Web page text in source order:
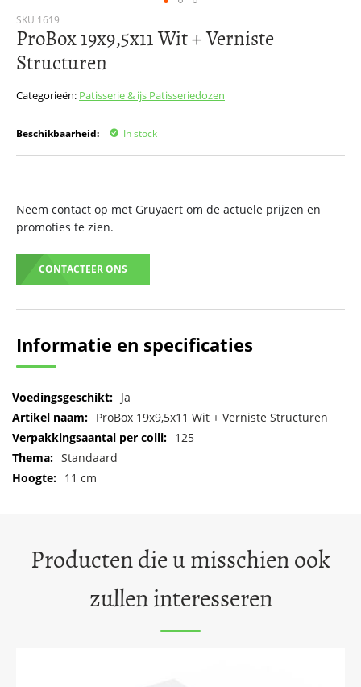
SKU 1619
ProBox 19x9,5x11 Wit + Verniste
Structuren
Categorieën: Patisserie & ijs Patisseriedozen
Beschikbaarheid: In stock
Neem contact op met Gruyaert om de actuele prijzen en
promoties te zien.
CONTACTEER ONS
Ga
naar
het
begin
de
gallerij
Informatie en specificaties
Meer
informatie
Ja
ProBox 19x9,5x11 Wit + Verniste Structuren
125
Standaard
11 cm
Producten die u misschien ook
zullen interesseren